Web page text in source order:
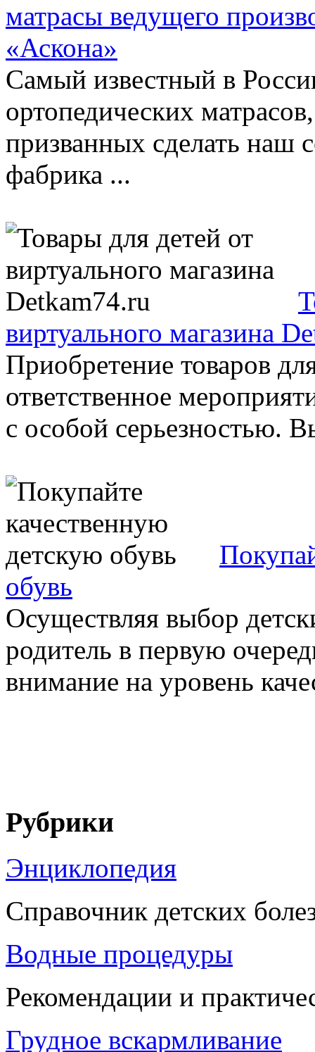
матрасы ведущего
«Аскона»
Самый известный в
ортопедических
призванных сделать
фабрика ...
виртуального магазина
Приобретение товаров
ответственное
с особой серьезностью.
обувь
Осуществляя выбор
родитель в первую
внимание на уровень
Рубрики
Энциклопедия
Справочник детских
Водные процедуры
Рекомендации и
Грудное вскармливание